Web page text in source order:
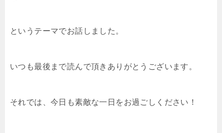
というテーマでお話しました。
いつも最後まで読んで頂きありがとうございます。
それでは、今日も素敵な一日をお過ごしください！